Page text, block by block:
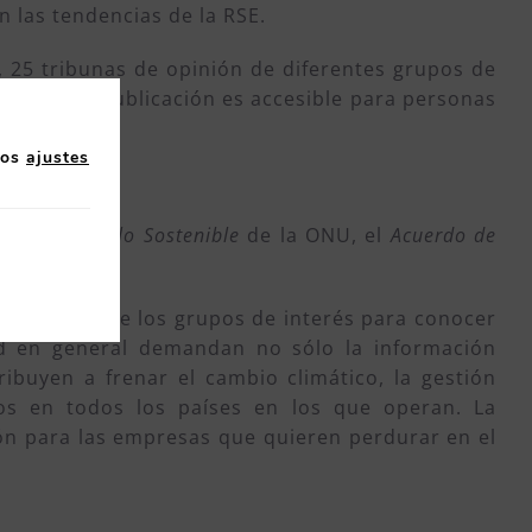
tendencias de la RSE.
25 tribunas de opinión de diferentes grupos de
la publicación es accesible para personas
de Desarrollo Sostenible de la ONU, elAcuerdo de
presión de los grupos de interés para conocer
general demandan no sólo la información
a frenar el cambio climático, la gestión
en todos los países en los que operan. La
para las empresas que quieren perdurar en el
ajustes